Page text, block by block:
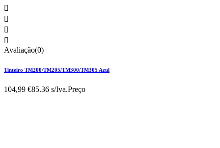




Avaliação(0)
Tinteiro TM200/TM205/TM300/TM305 Azul
104,99 €85.36 s/Iva.Preço